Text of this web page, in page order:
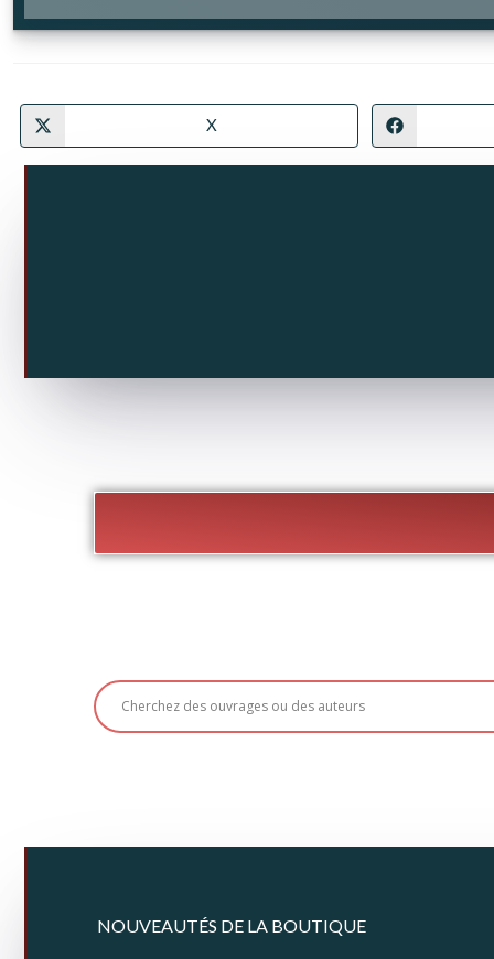
X
NOUVEAUTÉS DE LA BOUTIQUE